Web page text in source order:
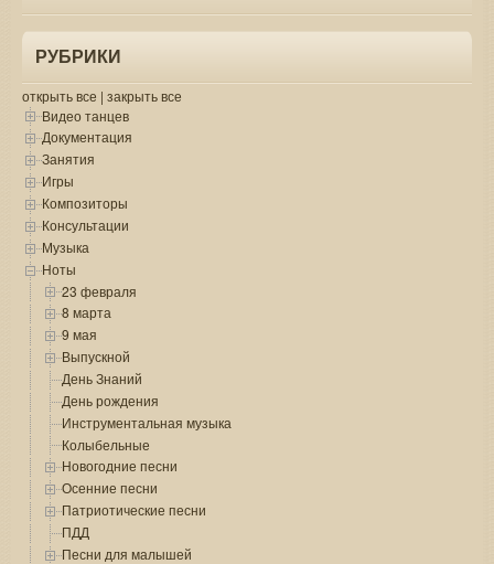
РУБРИКИ
открыть все | закрыть все
Видео танцев
Документация
Занятия
Игры
Композиторы
Консультации
Музыка
Ноты
23 февраля
8 марта
9 мая
Выпускной
День Знаний
День рождения
Инструментальная музыка
Колыбельные
Новогодние песни
Осенние песни
Патриотические песни
ПДД
Песни для малышей